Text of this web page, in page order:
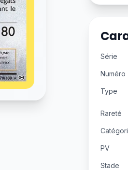
Série
Numéro
Type
Rareté
PV
Stade